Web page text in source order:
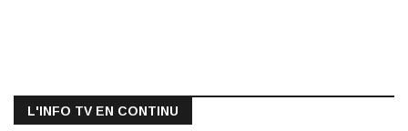
L'INFO TV EN CONTINU